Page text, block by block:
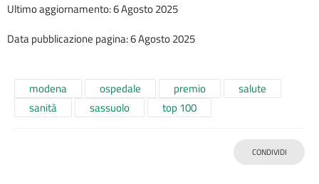
Ultimo aggiornamento: 6 Agosto 2025
Data pubblicazione pagina: 6 Agosto 2025
modena ospedale premio
salute
sanità
sassuolo top 100
CONDIVIDI